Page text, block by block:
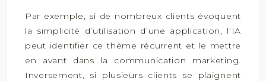
Par exemple, si de nombreux clients évoquent
la simplicité d’utilisation d’une application, l’IA
peut identifier ce thème récurrent et le mettre
en avant dans la communication marketing.
Inversement, si plusieurs clients se plaignent